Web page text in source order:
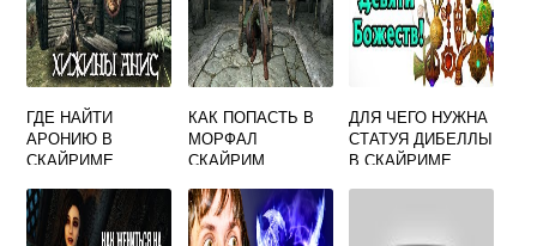
ГДЕ НАЙТИ
АРОНИЮ В
СКАЙРИМЕ
КАК ПОПАСТЬ В
МОРФАЛ
СКАЙРИМ
ДЛЯ ЧЕГО НУЖНА
СТАТУЯ ДИБЕЛЛЫ
В СКАЙРИМЕ